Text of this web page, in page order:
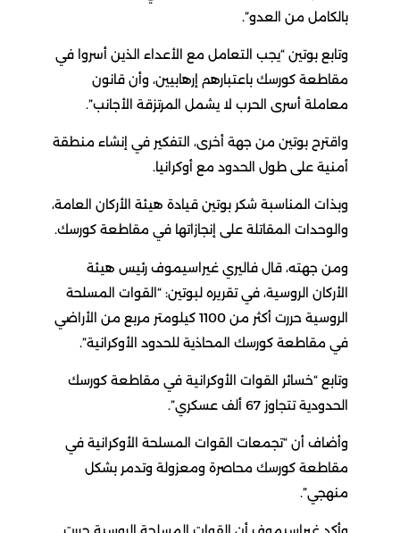
بالكامل من العدو”.
وتابع بوتين “يجب التعامل مع الأعداء الذين أسروا في
مقاطعة كورسك باعتبارهم إرهابيين، وأن قانون
معاملة أسرى الحرب لا يشمل المرتزقة الأجانب”.
واقترح بوتين من جهة أخرى، التفكير في إنشاء منطقة
أمنية على طول الحدود مع أوكرانيا.
وبذات المناسبة شكر بوتين قيادة هيئة الأركان العامة،
والوحدات المقاتلة على إنجازاتها في مقاطعة كورسك.
ومن جهته، قال فاليري غيراسيموف رئيس هيئة
الأركان الروسية، في تقريره لبوتين: “القوات المسلحة
الروسية حررت أكثر من 1100 كيلومتر مربع من الأراضي
في مقاطعة كورسك المحاذية للحدود الأوكرانية”.
وتابع “خسائر القوات الأوكرانية في مقاطعة كورسك
الحدودية تتجاوز 67 ألف عسكري”.
وأضاف أن “تجمعات القوات المسلحة الأوكرانية في
مقاطعة كورسك محاصرة ومعزولة وتدمر بشكل
منهجي”.